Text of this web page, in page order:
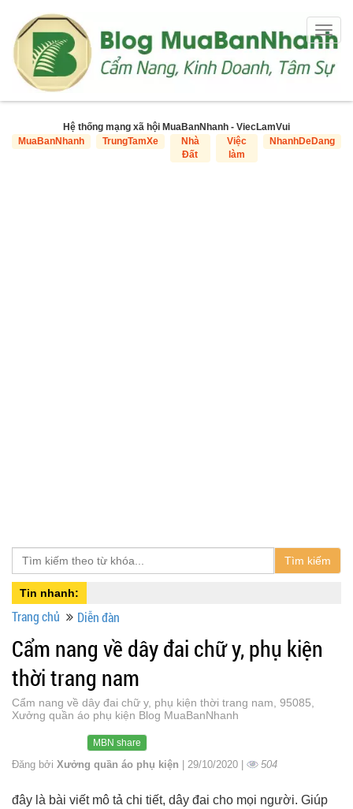
Hệ thống mạng xã hội MuaBanNhanh - ViecLamVui
MuaBanNhanh
TrungTamXe
Nhà
Đất
Việc
làm
NhanhDeDang
Tìm kiếm
Tin nhanh:
Trang chủ Diễn đàn
Cẩm nang về dây đai chữ y, phụ kiện
thời trang nam
Cẩm nang về dây đai chữ y, phụ kiện thời trang nam, 95085,
Xưởng quần áo phụ kiện Blog MuaBanNhanh
MBN share
Đăng bởi Xưởng quần áo phụ kiện | 29/10/2020 | 504
đây là bài viết mô tả chi tiết, dây đai cho mọi người. Giúp